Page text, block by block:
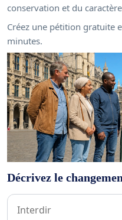
conservation et du
Créez une pétition gratuite
minutes.
Décrivez le